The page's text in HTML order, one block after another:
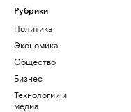
Рубрики
Политика
Экономика
Общество
Бизнес
Технологии и
медиа